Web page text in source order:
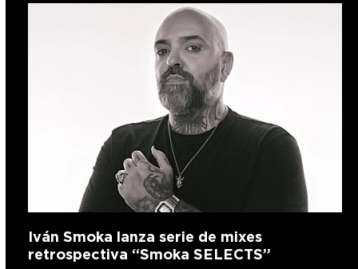
Iván Smoka lanza serie de mixes
retrospectiva “Smoka SELECTS”